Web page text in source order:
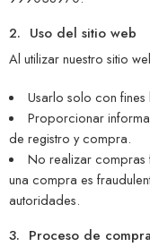
2. Uso del sitio web
Al utilizar nuestro sitio
Usarlo solo con
Proporcionar
de registro y compra.
No realizar compras
una compra es
autoridades.
3. Proceso de compra